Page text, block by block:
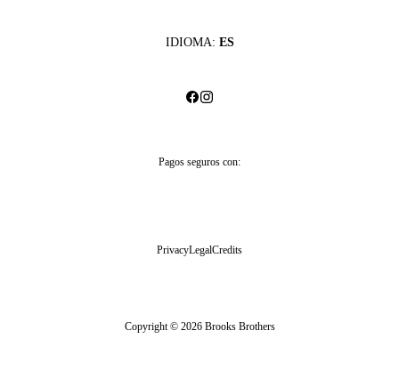
IDIOMA: ES
Pagos seguros con:
PrivacyLegalCredits
Copyright © 2026 Brooks Brothers